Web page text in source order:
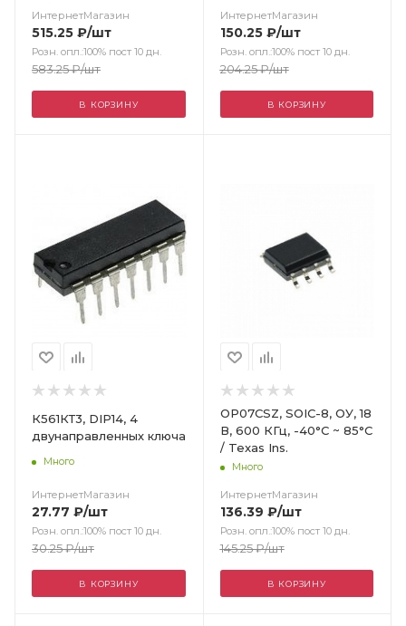
ИнтернетМагазин
515.25 ₽/шт
Розн. опл.:100% пост 10 дн.
583.25₽/шт
В КОРЗИНУ
ИнтернетМагазин
150.25₽/шт
Розн. опл.:100% пост 10 дн.
204.25₽/шт
В КОРЗИНУ
К561КТ3, DIP14, 4
двунаправленных ключа
Много
ИнтернетМагазин
27.77 ₽/шт
Розн. опл.:100% пост 10 дн.
30.25₽/шт
В КОРЗИНУ
OP07CSZ, SOIC-8, ОУ, 18
В, 600 КГц, -40°C ~ 85°C
/ Texas Ins.
Много
ИнтернетМагазин
136.39 ₽/шт
Розн. опл.:100% пост 10 дн.
145.25₽/шт
В КОРЗИНУ